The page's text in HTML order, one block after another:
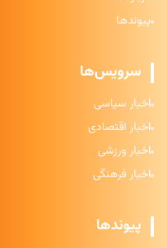
پیوندها
سرویس‌ها
اخبار سیاسی
اخبار اقتصادی
اخبار ورزشی
اخبار فرهنگی
پیوندها